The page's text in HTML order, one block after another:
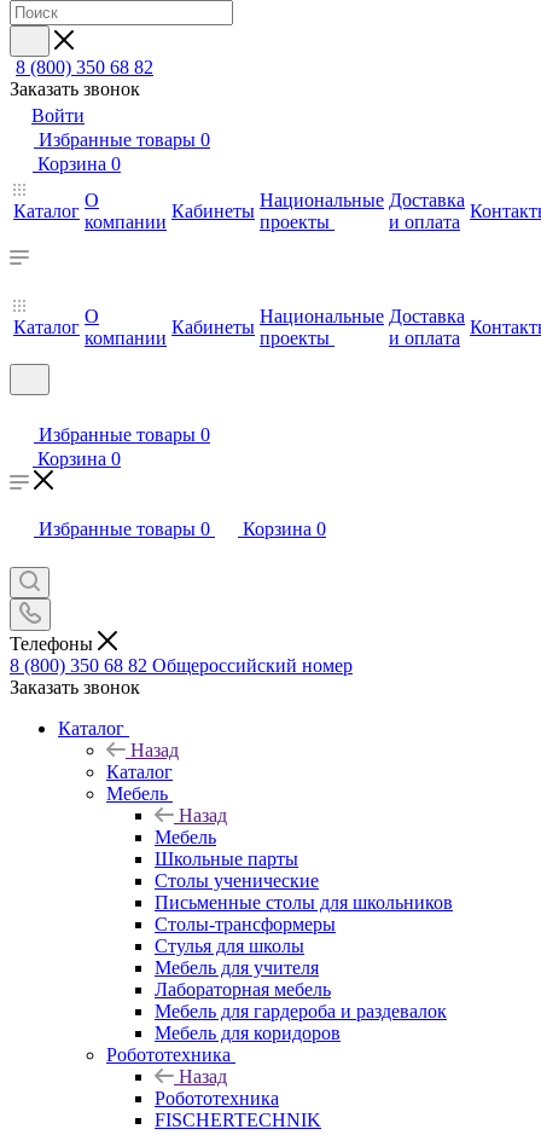
8 (800) 350 68 82
Заказать звонок
Войти
Избранные товары 0
Корзина 0
Каталог
О
компании
Кабинеты
Национальные
проекты
Доставка
и оплата
Каталог
О
компании
Кабинеты
Национальные
проекты
Доставка
и оплата
Избранные товары 0
Корзина 0
Избранные товары 0 Корзина 0
Телефоны
8 (800) 350 68 82 Общероссийский номер
Заказать звонок
Каталог
Назад
Каталог
Мебель
Назад
Мебель
Школьные парты
Столы ученические
Письменные столы для школьников
Столы-трансформеры
Стулья для школы
Мебель для учителя
Лабораторная мебель
Мебель для гардероба и раздевалок
Мебель для коридоров
Робототехника
Назад
Робототехника
FISCHERTECHNIK